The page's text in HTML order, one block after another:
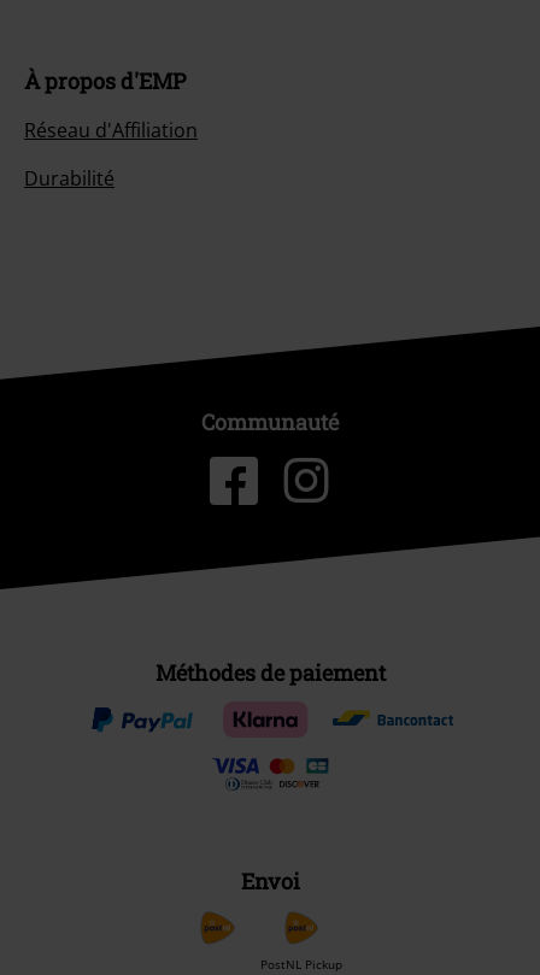
À propos d'EMP
Réseau d'Affiliation
Durabilité
Communauté
Méthodes de paiement
Envoi
PostNL Pickup